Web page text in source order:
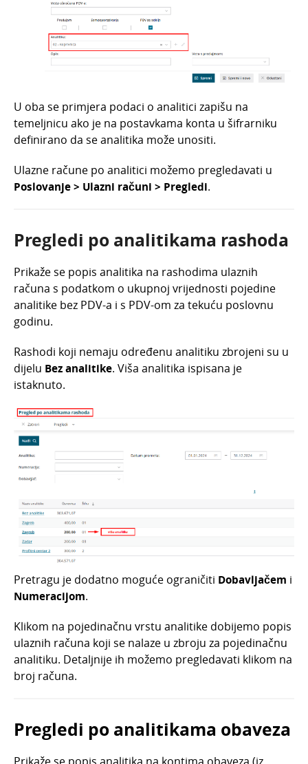
U oba se primjera podaci o analitici zapišu na
temeljnicu ako je na postavkama konta u šifrarniku
definirano da se analitika može unositi.
Ulazne račune po analitici možemo pregledavati u
Poslovanje > Ulazni računi > Pregledi.
Pregledi po analitikama rashoda
Prikaže se popis analitika na rashodima ulaznih
računa s podatkom o ukupnoj vrijednosti pojedine
analitike bez PDV-a i s PDV-om za tekuću poslovnu
godinu.
Rashodi koji nemaju određenu analitiku zbrojeni su u
dijelu Bez analitike. Viša analitika ispisana je
istaknuto.
Pretragu je dodatno moguće ograničiti Dobavljačem i
Numeracijom.
Klikom na pojedinačnu vrstu analitike dobijemo popis
ulaznih računa koji se nalaze u zbroju za pojedinačnu
analitiku. Detaljnije ih možemo pregledavati klikom na
broj računa.
Pregledi po analitikama obaveza